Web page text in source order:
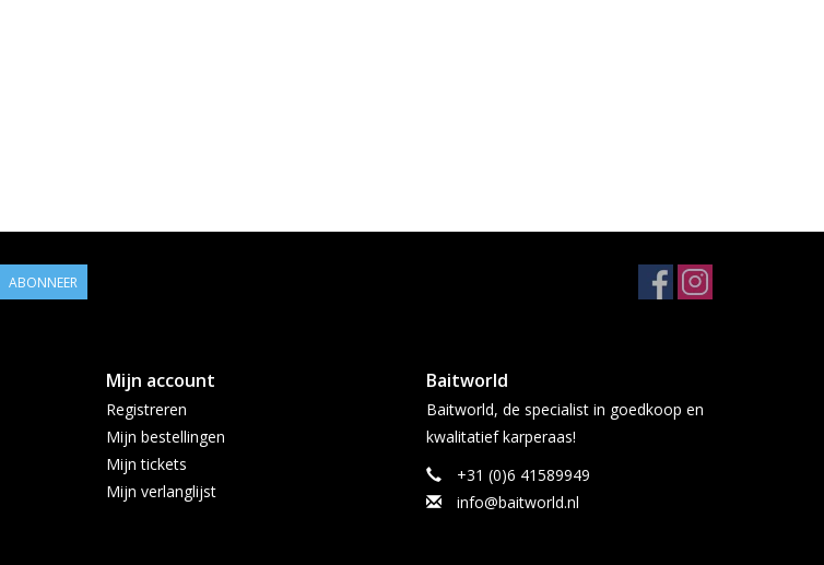
ABONNEER
Mijn account
Registreren
Mijn bestellingen
Mijn tickets
Mijn verlanglijst
Baitworld
Baitworld, de specialist in goedkoop en
kwalitatief karperaas!
+31 (0)6 41589949
info@baitworld.nl